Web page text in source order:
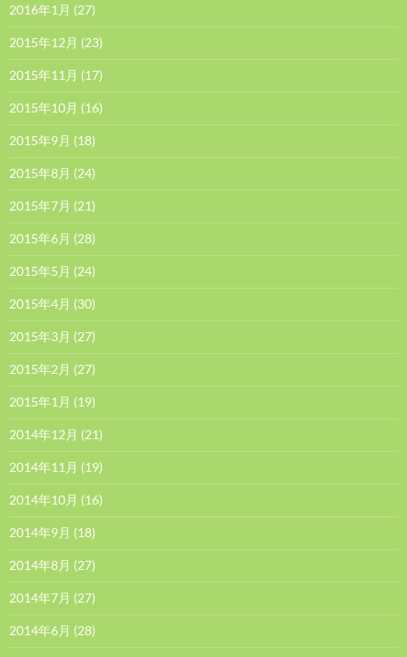
2016年1月 (27)
2015年12月 (23)
2015年11月 (17)
2015年10月 (16)
2015年9月 (18)
2015年8月 (24)
2015年7月 (21)
2015年6月 (28)
2015年5月 (24)
2015年4月 (30)
2015年3月 (27)
2015年2月 (27)
2015年1月 (19)
2014年12月 (21)
2014年11月 (19)
2014年10月 (16)
2014年9月 (18)
2014年8月 (27)
2014年7月 (27)
2014年6月 (28)